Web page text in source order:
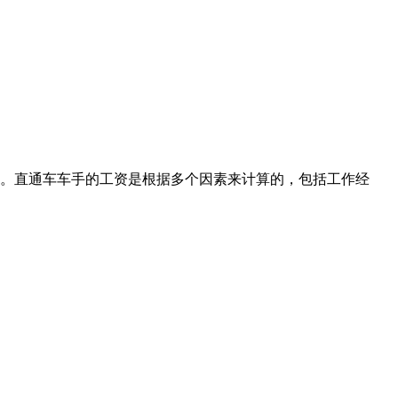
直通车车手的工资是根据多个因素来计算的，包括工作经